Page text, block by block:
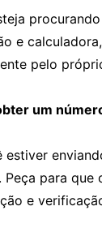
e
pelo
um
estiver
Peça para que
e